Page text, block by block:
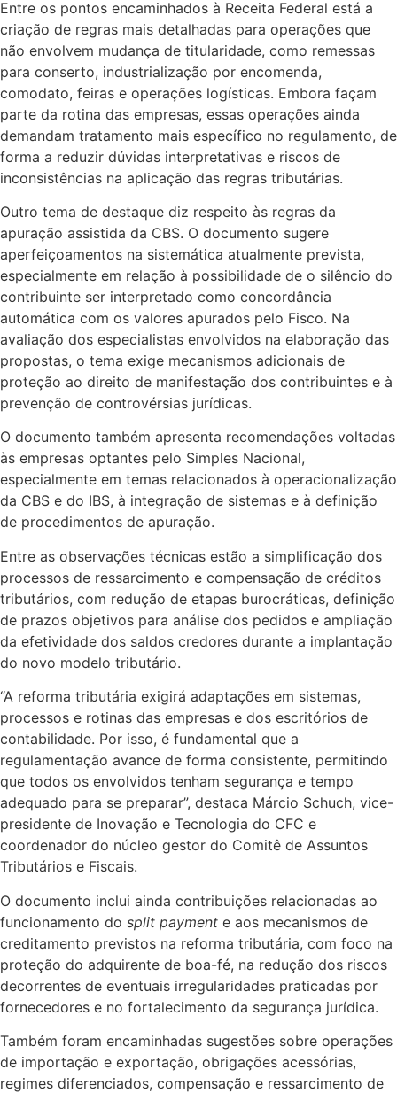
Entre os pontos encaminhados à Receita Federal está a
criação de regras mais detalhadas para operações que
não envolvem mudança de titularidade, como remessas
para conserto, industrialização por encomenda,
comodato, feiras e operações logísticas. Embora façam
parte da rotina das empresas, essas operações ainda
demandam tratamento mais específico no regulamento, de
forma a reduzir dúvidas interpretativas e riscos de
inconsistências na aplicação das regras tributárias.
Outro tema de destaque diz respeito às regras da
apuração assistida da CBS. O documento sugere
aperfeiçoamentos na sistemática atualmente prevista,
especialmente em relação à possibilidade de o silêncio do
contribuinte ser interpretado como concordância
automática com os valores apurados pelo Fisco. Na
avaliação dos especialistas envolvidos na elaboração das
propostas, o tema exige mecanismos adicionais de
proteção ao direito de manifestação dos contribuintes e à
prevenção de controvérsias jurídicas.
O documento também apresenta recomendações voltadas
às empresas optantes pelo Simples Nacional,
especialmente em temas relacionados à operacionalização
da CBS e do IBS, à integração de sistemas e à definição
de procedimentos de apuração.
Entre as observações técnicas estão a simplificação dos
processos de ressarcimento e compensação de créditos
tributários, com redução de etapas burocráticas, definição
de prazos objetivos para análise dos pedidos e ampliação
da efetividade dos saldos credores durante a implantação
do novo modelo tributário.
“A reforma tributária exigirá adaptações em sistemas,
processos e rotinas das empresas e dos escritórios de
contabilidade. Por isso, é fundamental que a
regulamentação avance de forma consistente, permitindo
que todos os envolvidos tenham segurança e tempo
adequado para se preparar”, destaca Márcio Schuch, vice-
presidente de Inovação e Tecnologia do CFC e
coordenador do núcleo gestor do Comitê de Assuntos
Tributários e Fiscais.
O documento inclui ainda contribuições relacionadas ao
funcionamento do split payment e aos mecanismos de
creditamento previstos na reforma tributária, com foco na
proteção do adquirente de boa-fé, na redução dos riscos
decorrentes de eventuais irregularidades praticadas por
fornecedores e no fortalecimento da segurança jurídica.
Também foram encaminhadas sugestões sobre operações
de importação e exportação, obrigações acessórias,
regimes diferenciados, compensação e ressarcimento de